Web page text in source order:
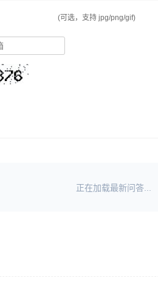
(可选，支持 jpg/png/gif)
正在加载最新问答...